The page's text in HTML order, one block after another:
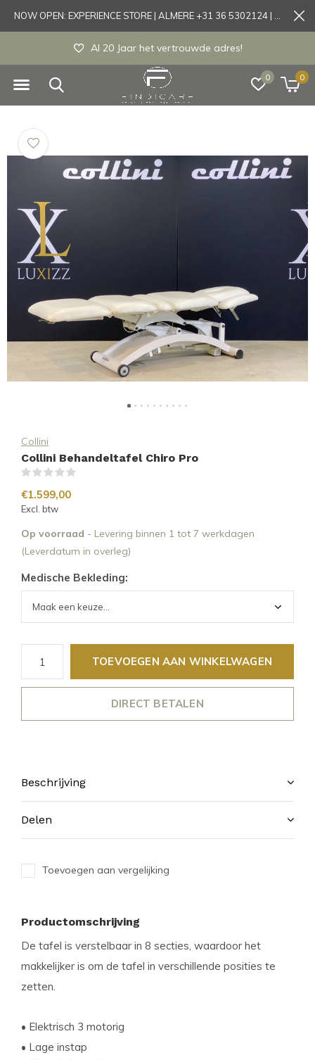
0 0
Experience store Almere / Tönisvorst / Mortsel
Collini
Collini Behandeltafel Chiro Pro
€1.599,00
Excl. btw
Op voorraad - Levering binnen 1 tot 7 werkdagen
(Leverdatum in overleg)
Medische Bekleding:
TOEVOEGEN AAN WINKELWAGEN
DIRECT BETALEN
Beschrijving
Delen
Toevoegen aan vergelijking
Productomschrijving
De tafel is verstelbaar in 8 secties, waardoor het
makkelijker is om de tafel in verschillende posities te
zetten.
• Elektrisch 3 motorig
• Lage instap